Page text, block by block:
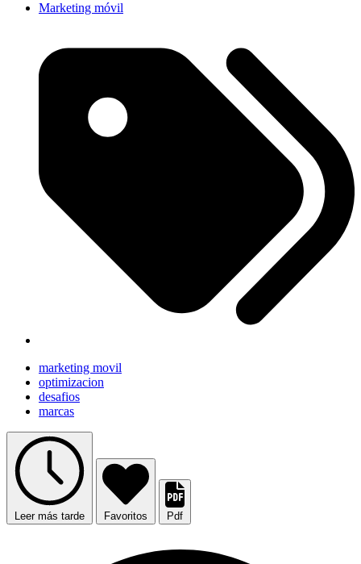
Marketing móvil
marketing movil
optimizacion
desafios
marcas
Leer más tarde Favoritos Pdf